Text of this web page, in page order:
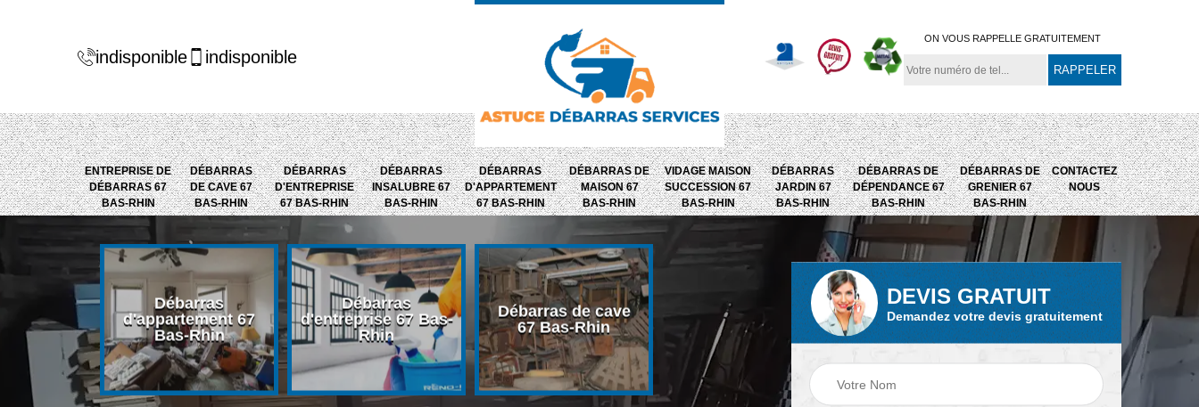
indisponible indisponible
ON VOUS RAPPELLE GRATUITEMENT
ENTREPRISE DE
DÉBARRAS 67
BAS-RHIN
DÉBARRAS
DE CAVE 67
BAS-RHIN
DÉBARRAS
D'ENTREPRISE
67 BAS-RHIN
DÉBARRAS
INSALUBRE 67
BAS-RHIN
DÉBARRAS
D'APPARTEMENT
67 BAS-RHIN
DÉBARRAS DE
MAISON 67
BAS-RHIN
VIDAGE MAISON
SUCCESSION 67
BAS-RHIN
DÉBARRAS
JARDIN 67
BAS-RHIN
DÉBARRAS DE
DÉPENDANCE 67
BAS-RHIN
DÉBARRAS DE
GRENIER 67
BAS-RHIN
CONTACTEZ
NOUS
Débarras
d'appartement 67
Bas-Rhin
Débarras
d'entreprise 67 Bas-
Rhin
Débarras de cave
67 Bas-Rhin
Débarras de
dépendance 67
Bas-Rhin
Débarras de grenier
67 Bas-Rhin
Débarras de
maison 67 Bas-
Rhin
DEVIS GRATUIT
Demandez votre devis gratuitement